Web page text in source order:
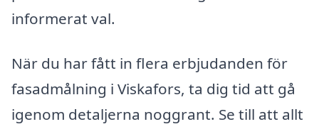
informerat val.
När du har fått in flera erbjudanden för
fasadmålning i Viskafors, ta dig tid att gå
igenom detaljerna noggrant. Se till att allt